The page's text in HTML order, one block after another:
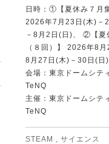
日時：①【夏休み７月
2026年7月23日(木)－
－8月2日(日)、 ②【夏
（８回）】 2026年8
8月27日(木)－30日(日)
会場：東京ドームシ
TeNQ
主催：東京ドームシ
TeNQ
STEAM サイエンス